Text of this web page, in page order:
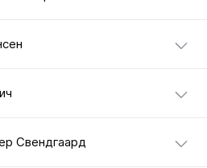
Свендгаард